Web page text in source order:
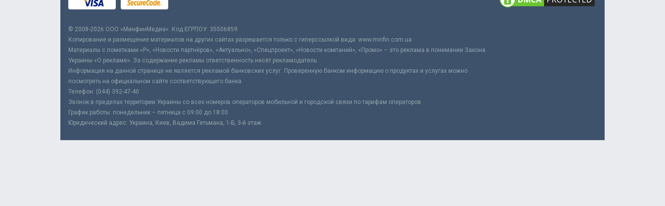
© 2008-2026 ООО «МинфинМедиа». Код ЕГРПОУ: 35506859
Копирование и размещение материалов на других сайтах разрешается только с гиперссылкой вида: www.minfin.com.ua
Материалы с пометками «Р», «Новости партнёров», «Актуально», «Спецпроект», «Новости компаний», «Промо» – это реклама в понимании Закона
Украины «О рекламе». За содержание рекламы ответственность несёт рекламодатель.
Информация на данной странице не является рекламой банковских услуг. Проверенную банком информацию о продуктах и услугах можно
посмотреть на официальном сайте соответствующего банка.
Телефон: (044) 392-47-40
Звонок в пределах территории Украины со всех номеров операторов мобильной и городской связи по тарифам операторов
График работы: понедельник – пятница с 09:00 до 18:00
Юридический адрес: Украина, Киев, Вадима Гетьмана, 1-Б, 3-й этаж